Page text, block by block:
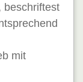
beschriftest
mit